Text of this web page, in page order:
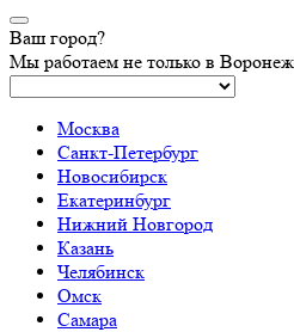
Ваш город?
Мы работаем не только в
Москва
Санкт-Петербург
Новосибирск
Екатеринбург
Нижний Новгород
Казань
Челябинск
Омск
Самара